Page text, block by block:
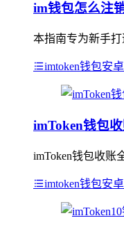
im钱包怎么注
本指南专为新手
imtoken钱包安
imToken钱包
imToken钱包收账
imtoken钱包安